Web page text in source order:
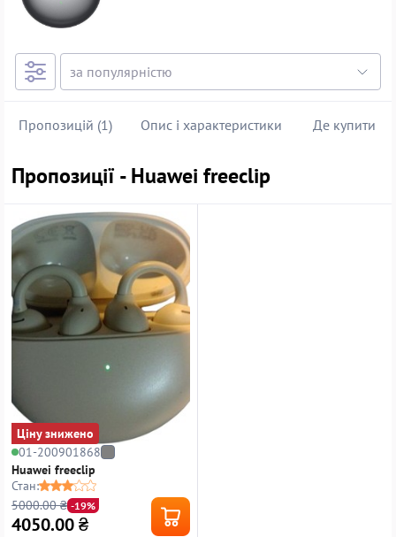
Пропозицій (1) Опис і характеристики Де купити
Пропозиції - Huawei freeclip
Ціну знижено
01-200901868
Huawei freeclip
Стан:
5000.00 ₴ -19%
4050.00₴